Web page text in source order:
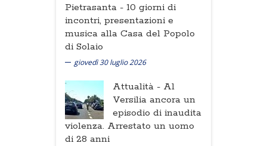
Pietrasanta - 10 giorni di
incontri, presentazioni e
musica alla Casa del Popolo
di Solaio
giovedì 30 luglio 2026
Attualità - Al
Versilia ancora un
episodio di inaudita
violenza. Arrestato un uomo
di 28 anni